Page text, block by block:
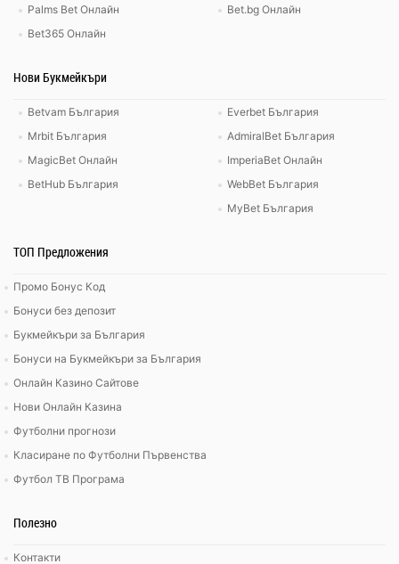
Palms Bet Онлайн
Bet365 Онлайн
Bet.bg Онлайн
Нови Букмейкъри
Betvam България
Mrbit България
MagicBet Онлайн
BetHub България
Everbet България
AdmiralBet България
ImperiaBet Онлайн
WebBet България
MyBet България
ТОП Предложения
Промо Бонус Код
Бонуси без депозит
Букмейкъри за България
Бонуси на Букмейкъри за България
Онлайн Казино Сайтове
Нови Онлайн Казина
Футболни прогнози
Класиране по Футболни Първенства
Футбол ТВ Програма
Полезно
Контакти